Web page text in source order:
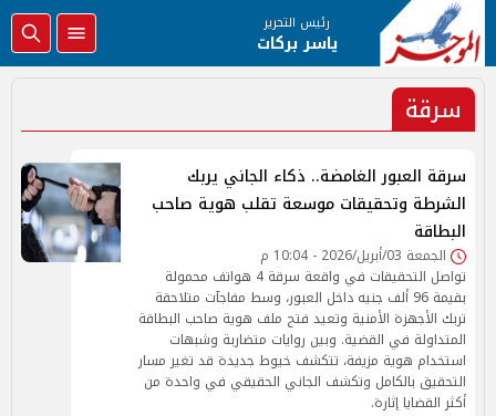
رئيس التحرير
ياسر بركات
سرقة
سرقة العبور الغامضة.. ذكاء الجاني يربك
الشرطة وتحقيقات موسعة تقلب هوية صاحب
البطاقة
الجمعة 03/أبريل/2026 - 10:04 م
تواصل التحقيقات في واقعة سرقة 4 هواتف محمولة
بقيمة 96 ألف جنيه داخل العبور، وسط مفاجآت متلاحقة
تربك الأجهزة الأمنية وتعيد فتح ملف هوية صاحب البطاقة
المتداولة في القضية. وبين روايات متضاربة وشبهات
استخدام هوية مزيفة، تتكشف خيوط جديدة قد تغير مسار
التحقيق بالكامل وتكشف الجاني الحقيقي في واحدة من
أكثر القضايا إثارة.